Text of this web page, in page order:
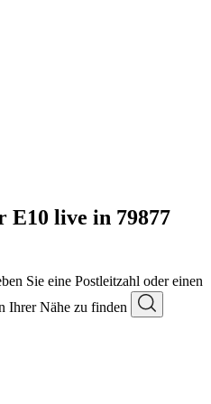
E10 live in 79877
Sie eine Postleitzahl oder einen
Ihrer Nähe zu finden